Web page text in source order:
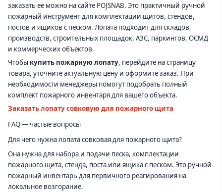
заказать ее можно на сайте POJSNAB. Это практичный ручной
пожарный инструмент для комплектации щитов, стендов,
постов и ящиков с песком. Лопата подходит для складов,
производств, строительных площадок, АЗС, паркингов, ОСМД
и коммерческих объектов.
Чтобы купить пожарную лопату, перейдите на страницу
товара, уточните актуальную цену и оформите заказ. При
необходимости менеджеры помогут подобрать полный
комплект пожарного инвентаря для вашего объекта.
Заказать лопату совковую для пожарного щита
FAQ — частые вопросы
Для чего нужна лопата совковая для пожарного щита?
Она нужна для набора и подачи песка, комплектации
пожарного щита, стенда, поста или ящика с песком. Это ручной
пожарный инвентарь для первичного реагирования на
локальное возгорание.